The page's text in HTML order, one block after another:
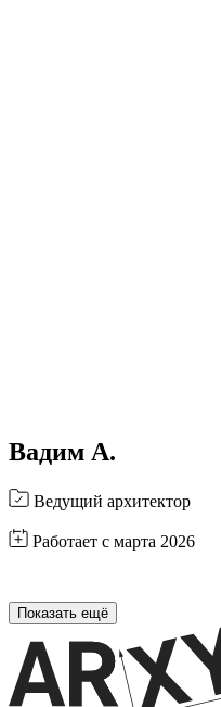
Вадим А.
Ведущий архитектор
Работает с марта 2026
Показать ещё